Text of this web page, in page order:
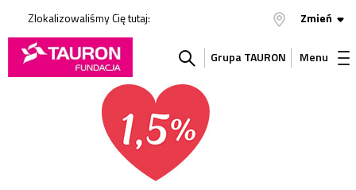
Zlokalizowaliśmy Cię tutaj: Zmień
Szukaj
w
serwisie
Grupa TAURON Menu